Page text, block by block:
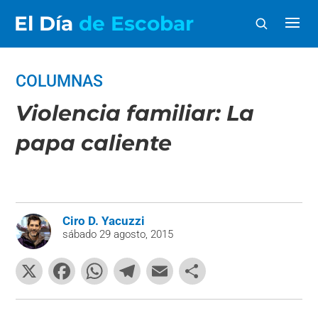
El Día de Escobar
COLUMNAS
Violencia familiar: La
papa caliente
Ciro D. Yacuzzi
sábado 29 agosto, 2015
X
F
a
W
h
T
el
E
m o